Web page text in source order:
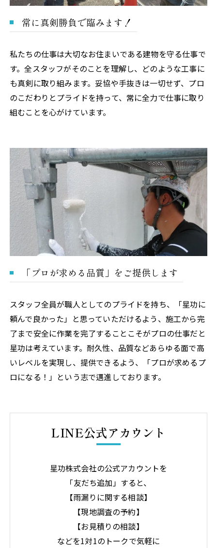
常に真剣勝負で臨みます！
私たちの仕事は大切なお住まいである建物を守る仕事で
す。全スタッフがそのことを理解し、どのような工事に
も真剣に取り組みます。妥協や手抜きは一切せず、プロ
のこだわりとプライドを持って、常に全力で仕事に取り
組むことを心がけています。
「プロが求める品質」をご提供します
スタッフ全員が職人としてのプライドを持ち、「星功に
頼んで良かった」と思っていただけるよう、施工から完
了まで安全に作業を完了することこそがプロの仕事だと
星功は考えています。耐久性、品質などあらゆる面で高
いレベルを実現し、提供できるよう、「プロが求めるプ
ロになる！」という志で邁進しております。
LINE公式アカウント
星功株式会社の公式アカウントを
「友だち追加」すると、
【雨漏りに関する相談】
【現地調査の予約】
【お見積りの相談】
などを1対1のトークで気軽に